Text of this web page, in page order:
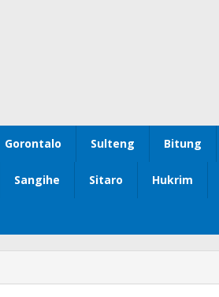
Gorontalo Sulteng Bitung
Sangihe Sitaro Hukrim